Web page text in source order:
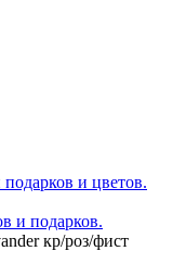
и цветов.
и подарков.
кр/роз/фист